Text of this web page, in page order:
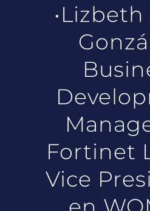
•Lizbeth
Fortinet
Vice